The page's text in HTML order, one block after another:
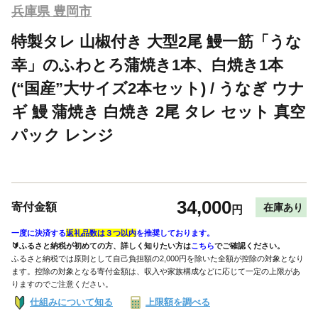
兵庫県 豊岡市
特製タレ 山椒付き 大型2尾 鰻一筋「うな
幸」のふわとろ蒲焼き1本、白焼き1本
(“国産”大サイズ2本セット) / うなぎ ウナ
ギ 鰻 蒲焼き 白焼き 2尾 タレ セット 真空
パック レンジ
寄付金額 34,000円 在庫あり
一度に決済する返礼品数は３つ以内を推奨しております。
🔰ふるさと納税が初めての方、詳しく知りたい方はこちらでご確認ください。
ふるさと納税では原則として自己負担額の2,000円を除いた全額が控除の対象となり
ます。控除の対象となる寄付金額は、収入や家族構成などに応じて一定の上限があ
りますのでご注意ください。
仕組みについて知る 上限額を調べる